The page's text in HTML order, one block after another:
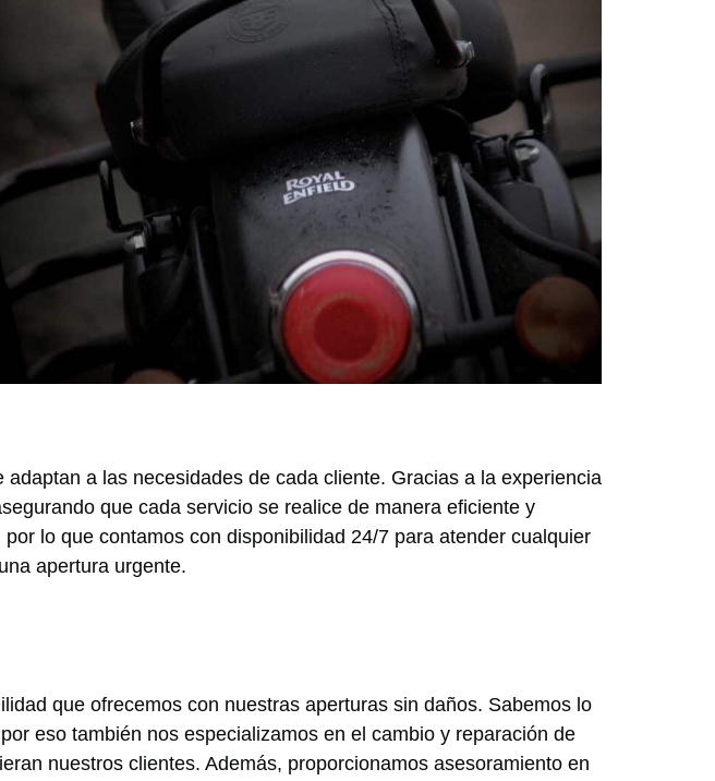
a las necesidades de cada cliente. Gracias a la experiencia
que cada servicio se realice de manera eficiente y
lo que contamos con disponibilidad 24/7 para atender cualquier
apertura urgente.
que ofrecemos con nuestras aperturas sin daños. Sabemos lo
eso también nos especializamos en el cambio y reparación de
nuestros clientes. Además, proporcionamos asesoramiento en